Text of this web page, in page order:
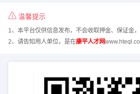
温馨提示
1、本平台仅供信息发布，不会收取押金、保证金，
2、请告知用人单位，是在康平人才网